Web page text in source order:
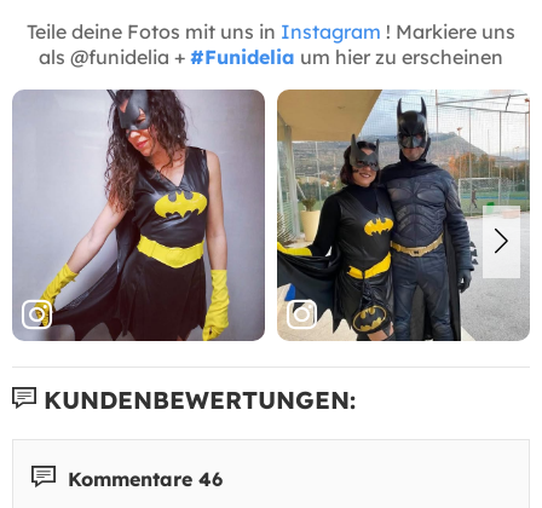
Teile deine Fotos mit uns in Instagram ! Markiere uns
als @funidelia + #Funidelia um hier zu erscheinen
KUNDENBEWERTUNGEN:
Kommentare 46